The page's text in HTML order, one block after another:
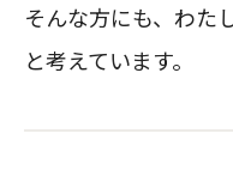
そんな方にも、わた
と考えています。